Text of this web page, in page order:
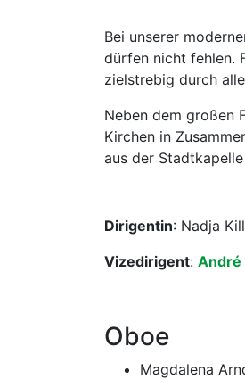
Bei unserer
dürfen nicht fehlen.
zielstrebig durch
Neben dem großen
Kirchen in
aus der
Dirigentin: Nadja
Vizedirigent: André
Oboe
Magdalena